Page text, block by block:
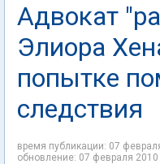
Адвокат
Элиора
попытке
следствия
время публикации: 07
обновление: 07 февраля 2010